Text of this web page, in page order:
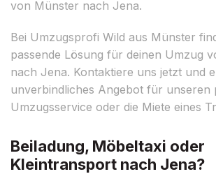
von Münster nach Jena.
Bei Umzugsprofi Wild aus Münster
passende Lösung für deinen Umzug
nach Jena. Kontaktiere uns jetzt und
unverbindliches Angebot für unseren
Umzugsservice oder die Miete eines
Beiladung, Möbeltaxi oder
Kleintransport nach Jena?